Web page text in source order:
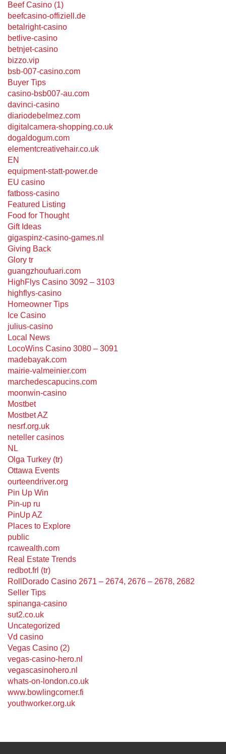
Beef Casino (1)
beefcasino-offiziell.de
betalright-casino
betlive-casino
betnjet-casino
bizzo.vip
bsb-007-casino.com
Buyer Tips
casino-bsb007-au.com
davinci-casino
diariodebelmez.com
digitalcamera-shopping.co.uk
dogaldogum.com
elementcreativehair.co.uk
EN
equipment-statt-power.de
EU casino
fatboss-casino
Featured Listing
Food for Thought
Gift Ideas
gigaspinz-casino-games.nl
Giving Back
Glory tr
guangzhoufuari.com
HighFlys Casino 3092 – 3103
highflys-casino
Homeowner Tips
Ice Casino
julius-casino
Local News
LocoWins Casino 3080 – 3091
madebayak.com
mairie-valmeinier.com
marchedescapucins.com
moonwin-casino
Mostbet
Mostbet AZ
nesrf.org.uk
neteller casinos
NL
Olga Turkey (tr)
Ottawa Events
ourteendriver.org
Pin Up Win
Pin-up ru
PinUp AZ
Places to Explore
public
rcawealth.com
Real Estate Trends
redbot.frl (tr)
RollDorado Casino 2671 – 2674, 2676 – 2678, 2682
Seller Tips
spinanga-casino
sut2.co.uk
Uncategorized
Vd casino
Vegas Casino (2)
vegas-casino-hero.nl
vegascasinohero.nl
whats-on-london.co.uk
www.bowlingcorner.fi
youthworker.org.uk